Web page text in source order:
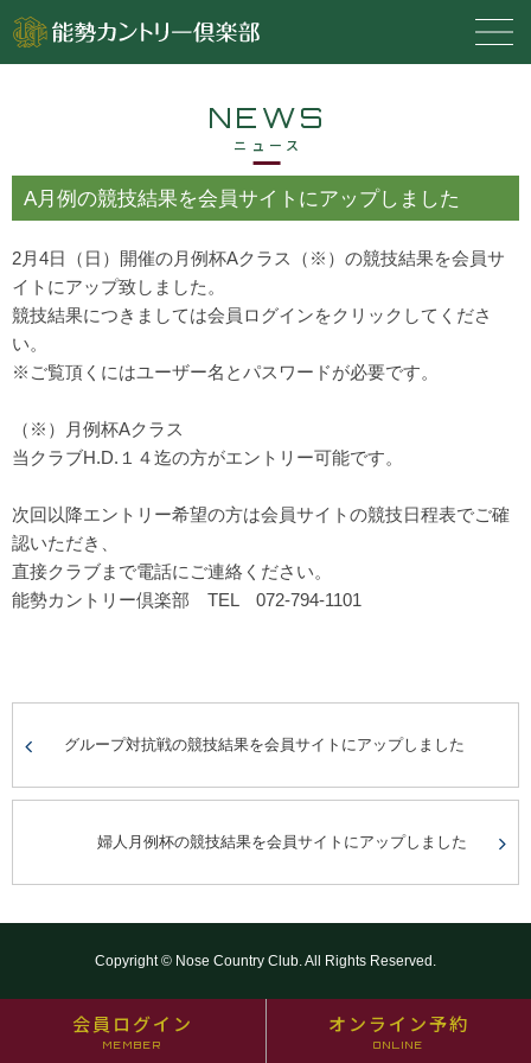
会員ログイン
MEMBER
オンライン予約
ONLINE
NEWS
ニュース
A月例の競技結果を会員サイトにアップしました
2月4日（日）開催の月例杯Aクラス（※）の競技結果を会員サ
イトにアップ致しました。
競技結果につきましては会員ログインをクリックしてくださ
い。
※ご覧頂くにはユーザー名とパスワードが必要です。
（※）月例杯Aクラス
当クラブH.D.１４迄の方がエントリー可能です。
次回以降エントリー希望の方は会員サイトの競技日程表でご確
認いただき、
直接クラブまで電話にご連絡ください。
能勢カントリー倶楽部 TEL 072-794-1101
グループ対抗戦の競技結果を会員サイトにアップしました
婦人月例杯の競技結果を会員サイトにアップしました
Copyright © Nose Country Club. All Rights Reserved.